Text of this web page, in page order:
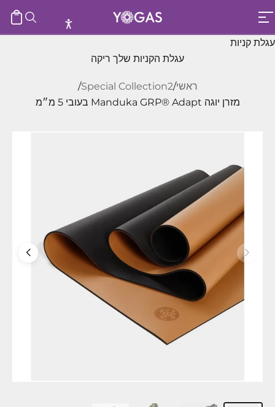
יוגס
חיפושעגלת
עגלת קניות
עגלת הקניות שלך ריקה
ראשי/
Special Collection2
/
מזרן יוגה Manduka GRP® Adapt בעובי 5 מ״מ